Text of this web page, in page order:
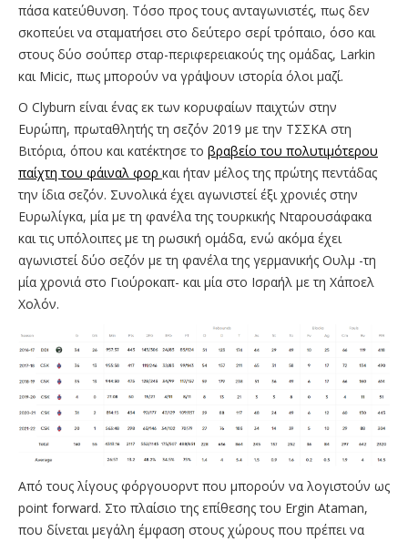
πάσα κατεύθυνση. Τόσο προς τους ανταγωνιστές, πως δεν
σκοπεύει να σταματήσει στο δεύτερο σερί τρόπαιο, όσο και
στους δύο σούπερ σταρ-περιφερειακούς της ομάδας, Larkin
και Micic, πως μπορούν να γράψουν ιστορία όλοι μαζί.
Ο Clyburn είναι ένας εκ των κορυφαίων παιχτών στην
Ευρώπη, πρωταθλητής τη σεζόν 2019 με την ΤΣΣΚΑ στη
Βιτόρια, όπου και κατέκτησε το βραβείο του πολυτιμότερου
παίχτη του φάιναλ φορ και ήταν μέλος της πρώτης πεντάδας
την ίδια σεζόν. Συνολικά έχει αγωνιστεί έξι χρονιές στην
Ευρωλίγκα, μία με τη φανέλα της τουρκικής Νταρουσάφακα
και τις υπόλοιπες με τη ρωσική ομάδα, ενώ ακόμα έχει
αγωνιστεί δύο σεζόν με τη φανέλα της γερμανικής Ουλμ -τη
μία χρονιά στο Γιούροκαπ- και μία στο Ισραήλ με τη Χάποελ
Χολόν.
Από τους λίγους φόργουορντ που μπορούν να λογιστούν ως
point forward. Στο πλαίσιο της επίθεσης του Ergin Ataman,
που δίνεται μεγάλη έμφαση στους χώρους που πρέπει να